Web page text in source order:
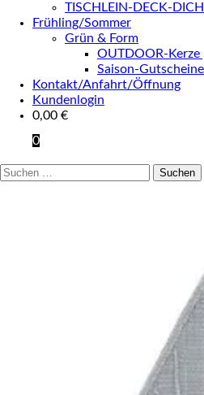
TISCHLEIN-DECK-
Frühling/Sommer
Grün & Form
OUTDOOR-Kerze
Saison-Gutscheine
Kontakt/Anfahrt/Öffnung
Kundenlogin
0,00 €
0
Suchen